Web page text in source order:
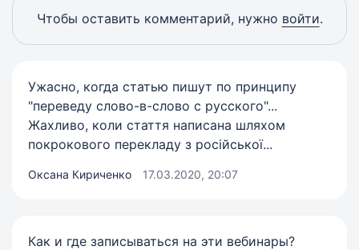
Чтобы оставить комментарий, нужно войти.
Ужасно, когда статью пишут по принципу
"переведу слово-в-слово с русского"...
Жахливо, коли стаття написана шляхом
покрокового перекладу з російської...
Оксана Кириченко 17.03.2020, 20:07
Как и где записываться на эти вебинары?